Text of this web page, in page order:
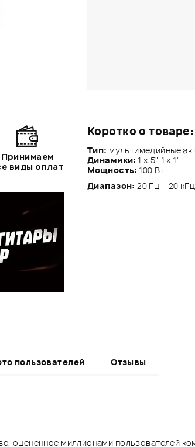
Коротко о товаре:
Тип: мультимедийные
Динамики: 1 х 5", 1 х 1"
Мощность: 100 Вт
Диапазон: 20 Гц – 20 кГц
Принимаем
виды оплат
пользователей Отзывы
оцененное миллионами пользователей